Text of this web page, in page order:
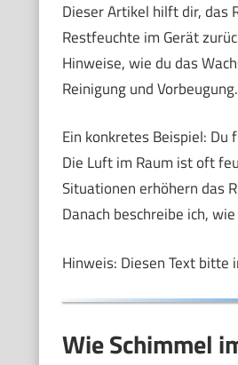
Dieser Artikel hilft dir, das
Restfeuchte im Gerät
Hinweise, wie du das
Reinigung und
Ein konkretes Beispiel:
Die Luft im Raum ist oft
Situationen erhöhern das
Danach beschreibe ich,
Hinweis: Diesen Text bitte
Wie Schimmel